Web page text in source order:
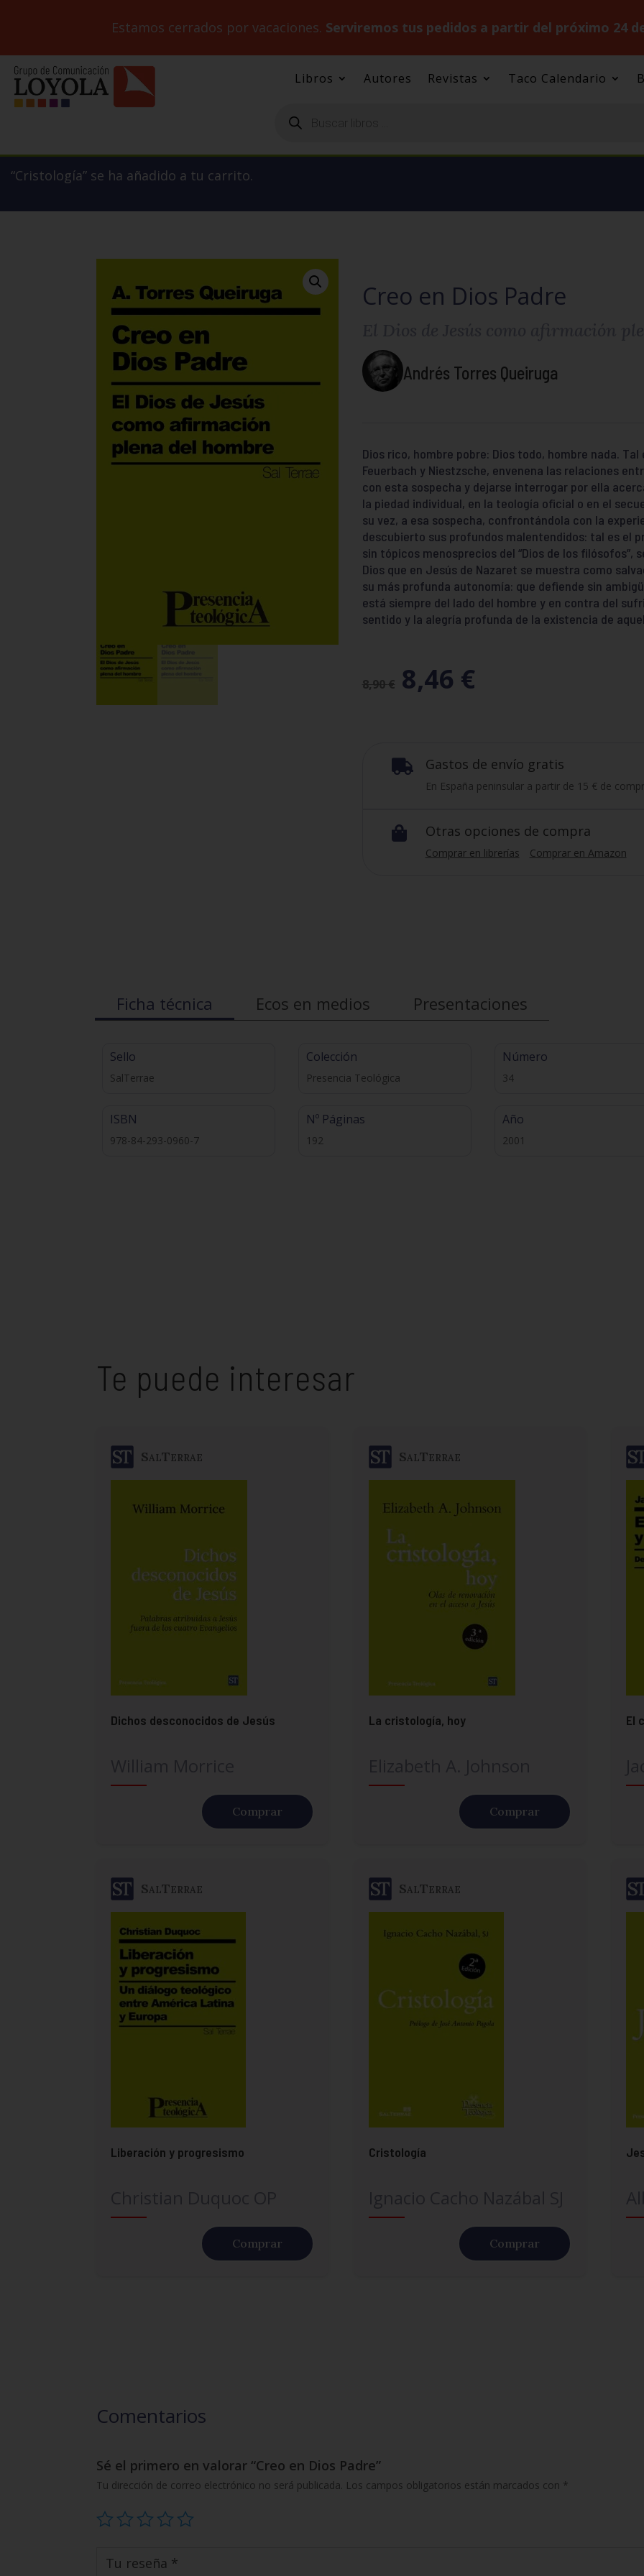
Estamos cerrados por vacaciones. Serviremos tus pedidos a partir del próximo 24
Libros Autores Revistas Taco Calendario
productos
“Cristología” se ha añadido a tu carrito.
Creo en Dios Padre
Andrés Torres Queiruga
Dios rico, hombre pobre: Dios todo, hombre nada.
Feuerbach y Niestzsche, envenena las relaciones
con esta sospecha y dejarse interrogar por ella
la piedad individual, en la teología oficial o en el
su vez, a esa sospecha, confrontándola con la
descubierto sus profundos malentendidos: tal es el
sin tópicos menosprecios del “Dios de los filósofos”,
Dios que en Jesús de Nazaret se muestra como
su más profunda autonomía: que defiende sin
está siempre del lado del hombre y en contra del
sentido y la alegría profunda de la existencia de
8,90€ 8,46 €
 Gastos de envío gratis
En España peninsular a partir de 15 € de
 Otras opciones de compra
Comprar en librerías Comprar en Amazon
Ficha técnica Ecos en medios Presentaciones
Sello
SalTerrae
ISBN
978-84-293-0960-7
Colección
Presencia Teológica
Nº Páginas
192
Número
34
Año
2001
Te puede interesar
SalTerrae
Dichos desconocidos de Jesús
Comprar
SalTerrae
La cristología, hoy
Comprar
El
SalTerrae
Liberación y progresismo
Comprar
SalTerrae
Cristología
Comprar
Comentarios
Sé el primero en valorar “Creo en Dios Padre”
Tu dirección de correo electrónico no será publicada. Los campos obligatorios están marcados con *